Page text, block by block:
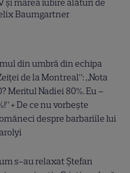
și marea iubire alături de
Baumgartner
din umbră din echipa
de la Montreal”: „Nota
Meritul Nadiei 80%. Eu –
+ De ce nu vorbește
despre barbariile lui
s-au relaxat Ștefan